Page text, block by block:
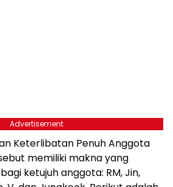
Advertisement
Keterlibatan Penuh Anggota
memiliki makna yang
ketujuh anggota: RM, Jin,